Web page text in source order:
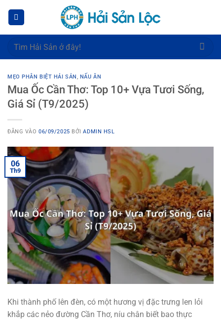
dung
Tìm
MẸO PHÂN BIỆT HẢI SẢN , NẤU ĂN
Mua Ốc Cần Thơ: Top 10+ Vựa Tươi Sống,
Giá Sỉ (T9/2025)
ĐĂNG VÀO06/09/2025 BỞIADMIN HSL
06
Th9
Khi thành phố lên đèn, có một hương vị đặc trưng len lỏi
khắp các nẻo đường Cần Thơ, níu chân biết bao thực